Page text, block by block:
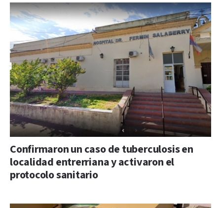
Confirmaron un caso de tuberculosis en
localidad entrerriana y activaron el
protocolo sanitario